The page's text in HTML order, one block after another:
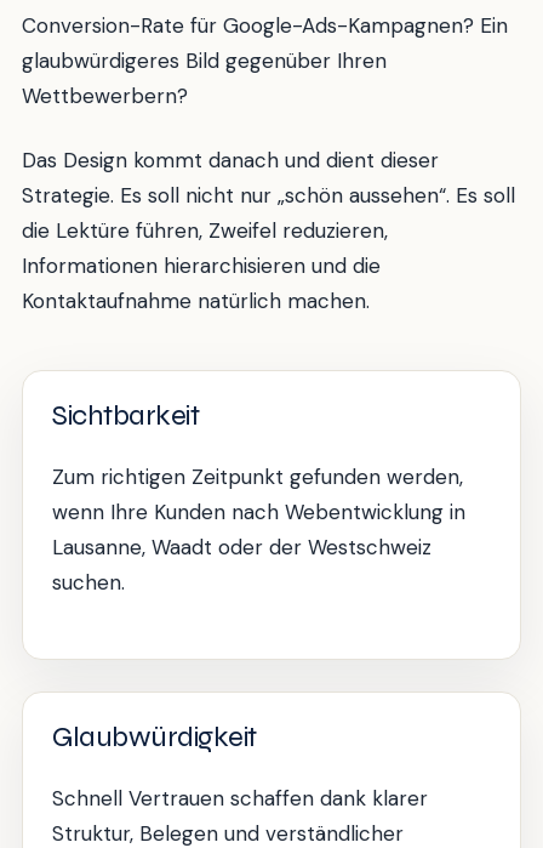
Conversion-Rate für Google-Ads-Kampagnen? Ein
glaubwürdigeres Bild gegenüber Ihren
Wettbewerbern?
Das Design kommt danach und dient dieser
Strategie. Es soll nicht nur „schön aussehen“. Es soll
die Lektüre führen, Zweifel reduzieren,
Informationen hierarchisieren und die
Kontaktaufnahme natürlich machen.
Sichtbarkeit
Zum richtigen Zeitpunkt gefunden werden,
wenn Ihre Kunden nach Webentwicklung in
Lausanne, Waadt oder der Westschweiz
suchen.
Glaubwürdigkeit
Schnell Vertrauen schaffen dank klarer
Struktur, Belegen und verständlicher